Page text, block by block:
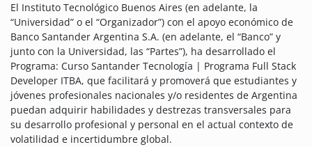
El Instituto Tecnológico Buenos Aires (en adelante, la
“Universidad” o el “Organizador”) con el apoyo económico de
Banco Santander Argentina S.A. (en adelante, el “Banco” y
junto con la Universidad, las “Partes”), ha desarrollado el
Programa: Curso Santander Tecnología | Programa Full Stack
Developer ITBA, que facilitará y promoverá que estudiantes y
jóvenes profesionales nacionales y/o residentes de Argentina
puedan adquirir habilidades y destrezas transversales para
su desarrollo profesional y personal en el actual contexto de
volatilidad e incertidumbre global.